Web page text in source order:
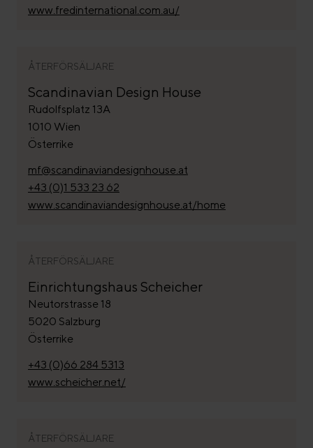
www.fredinternational.com.au/
ÅTERFÖRSÄLJARE
Scandinavian Design House
Rudolfsplatz 13A
1010 Wien
Österrike
mf@scandinaviandesignhouse.at
+43 (0)1 533 23 62
www.scandinaviandesignhouse.at/home
ÅTERFÖRSÄLJARE
Einrichtungshaus Scheicher
Neutorstrasse 18
5020 Salzburg
Österrike
+43 (0)66 284 5313
www.scheicher.net/
ÅTERFÖRSÄLJARE